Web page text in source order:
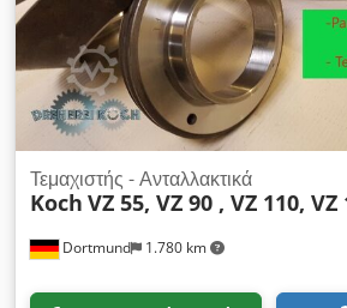
Dortmund 1.780 km
Τεμαχιστής - Ανταλλακτικά
Koch VZ 55, VZ 90 , VZ 110, VZ